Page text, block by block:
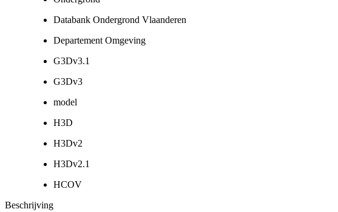
Databank Ondergrond Vlaanderen
Departement Omgeving
G3Dv3.1
G3Dv3
model
H3D
H3Dv2
H3Dv2.1
HCOV
Beschrijving